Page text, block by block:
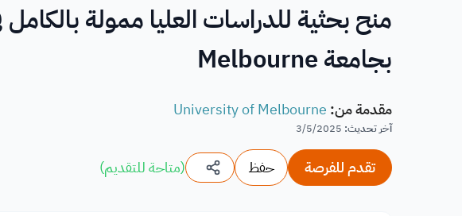
منح بحثية للدراسات العليا ممولة بالكامل
بجامعة Melbourne
مقدمة من:
University of Melbourne
آخر تحديث:
3/5/2025
تقدم للفرصة حفظ (متاحة للتقديم)